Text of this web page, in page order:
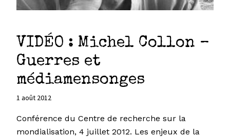
VIDÉO : Michel Collon –
Guerres et
médiamensonges
1 août 2012
Conférence du Centre de recherche sur la
mondialisation, 4 juillet 2012. Les enjeux de la